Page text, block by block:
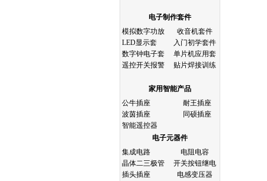
电子制作套件
模拟数字功放
收音机套件
LED显示套
入门初学套件
数字钟电子套
单片机应用套
遥控开关报警
贴片焊接训练
家用智能产品
公牛插座
耐王插座
波茵插座
同硕插座
智能遥控器
电子元器件
集成电路
电阻电容
晶体二三极管
开关按钮继电
插头插座
电感变压器